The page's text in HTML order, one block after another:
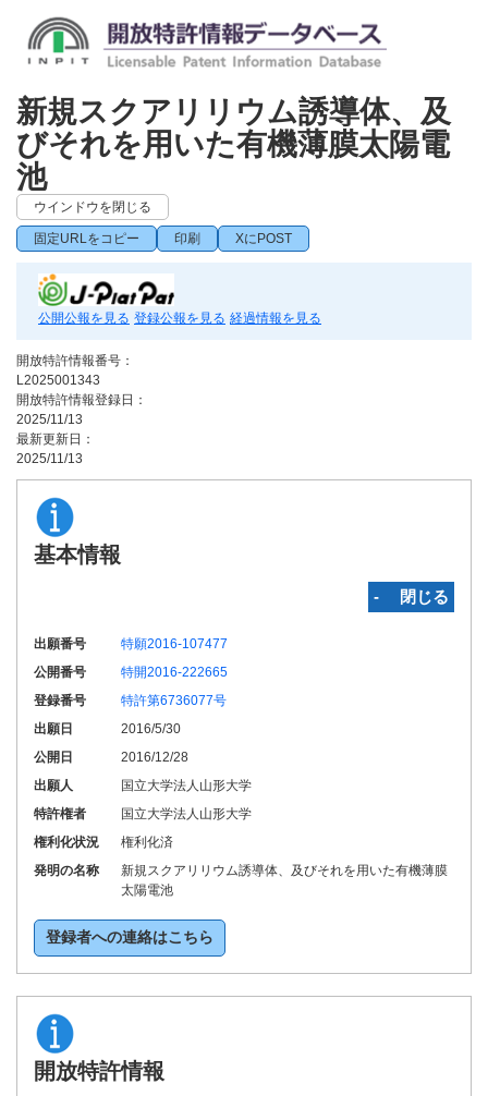
新規スクアリリウム誘導体、及
びそれを用いた有機薄膜太陽電
池
ウインドウを閉じる
固定URLをコピー 印刷 XにPOST
公開公報を見る 登録公報を見る 経過情報を見る
開放特許情報番号：
L2025001343
開放特許情報登録日：
2025/11/13
最新更新日：
2025/11/13
基本情報
‐ 閉じる
出願番号
特願2016-107477
公開番号
特開2016-222665
登録番号
特許第6736077号
出願日
2016/5/30
公開日
2016/12/28
出願人
国立大学法人山形大学
特許権者
国立大学法人山形大学
権利化状況
権利化済
発明の名称
新規スクアリリウム誘導体、及びそれを用いた有機薄膜
太陽電池
登録者への連絡はこちら
開放特許情報